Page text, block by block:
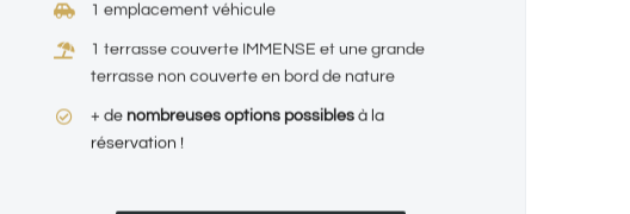
1 emplacement véhicule
1 terrasse couverte IMMENSE et une grande
terrasse non couverte en bord de nature
+ de nombreuses options possiblesà la
réservation !